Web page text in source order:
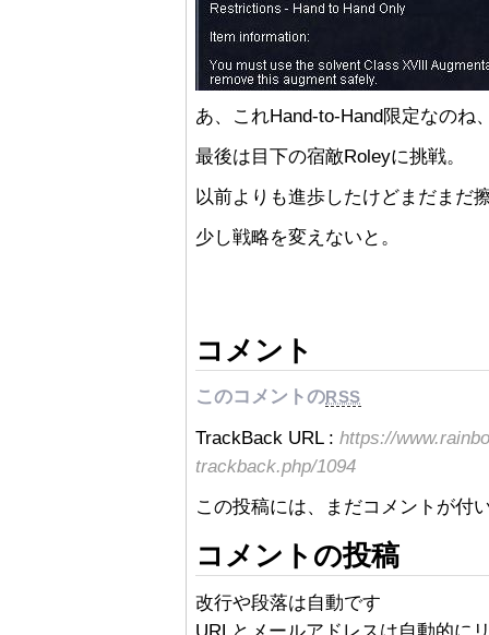
あ、これHand-to-Hand限定なのね
最後は目下の宿敵Roleyに挑戦。
以前よりも進歩したけどまだまだ
少し戦略を変えないと。
コメント
このコメントのRSS
TrackBack URL : https://
trackback.php/1094
この投稿には、まだコメントが付
コメントの投稿
改行や段落は自動です
URLとメールアドレスは自動的に